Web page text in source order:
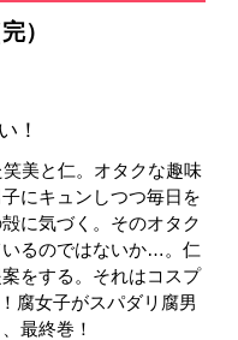
）
！
美と仁。オタクな趣味
にキュンしつつ毎日を
に気づく。そのオタク
るのではないか…。仁
をする。それはコスプ
腐女子がスパダリ腐男
最終巻！